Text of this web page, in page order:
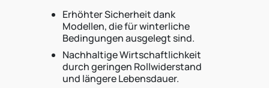
Erhöhter Sicherheit dank
Modellen, die für winterliche
Bedingungen ausgelegt sind.
Nachhaltige Wirtschaftlichkeit
durch geringen Rollwiderstand
und längere Lebensdauer.